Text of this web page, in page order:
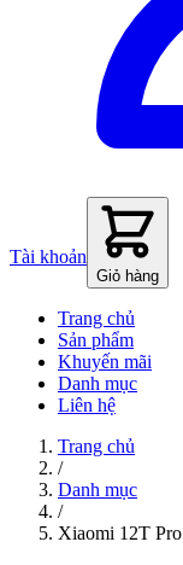
Tài khoản
Giỏ hàng
Trang chủ
Sản phẩm
Khuyến mãi
Danh mục
Liên hệ
Trang chủ
/
Danh mục
/
Xiaomi 12T Pro